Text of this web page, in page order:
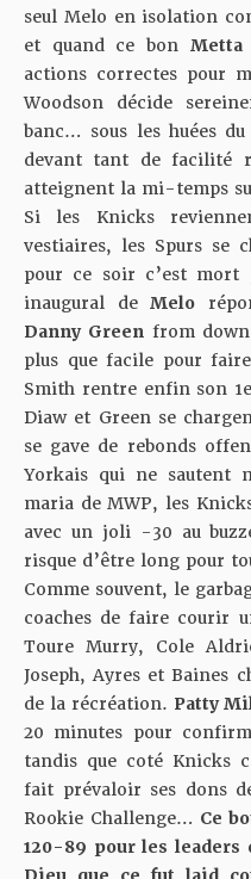
seul Melo en isolation
et quand ce bon Metta
actions correctes pour
Woodson décide
banc… sous les huées
devant tant de facilité
atteignent la mi-temps
Si les Knicks
vestiaires, les Spurs se
pour ce soir c’est
inaugural de Melo
Danny Green from
plus que facile pour
Smith rentre enfin son
Diaw et Green se
se gave de rebonds
Yorkais qui ne sautent
maria de MWP, les
avec un joli -30 au
risque d’être long pour
Comme souvent, le
coaches de faire courir
Toure Murry, Cole
Joseph, Ayres et Baines
de la récréation. Patty
20 minutes pour
tandis que coté Knicks
fait prévaloir ses dons
Rookie Challenge… Ce
120-89 pour les leaders